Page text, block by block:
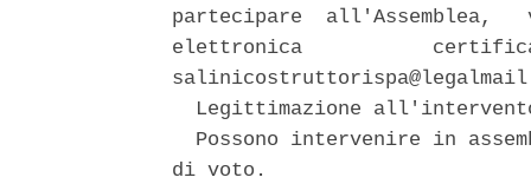
partecipare
elettronica
Legittimazione
Possono intervenire in
di voto.